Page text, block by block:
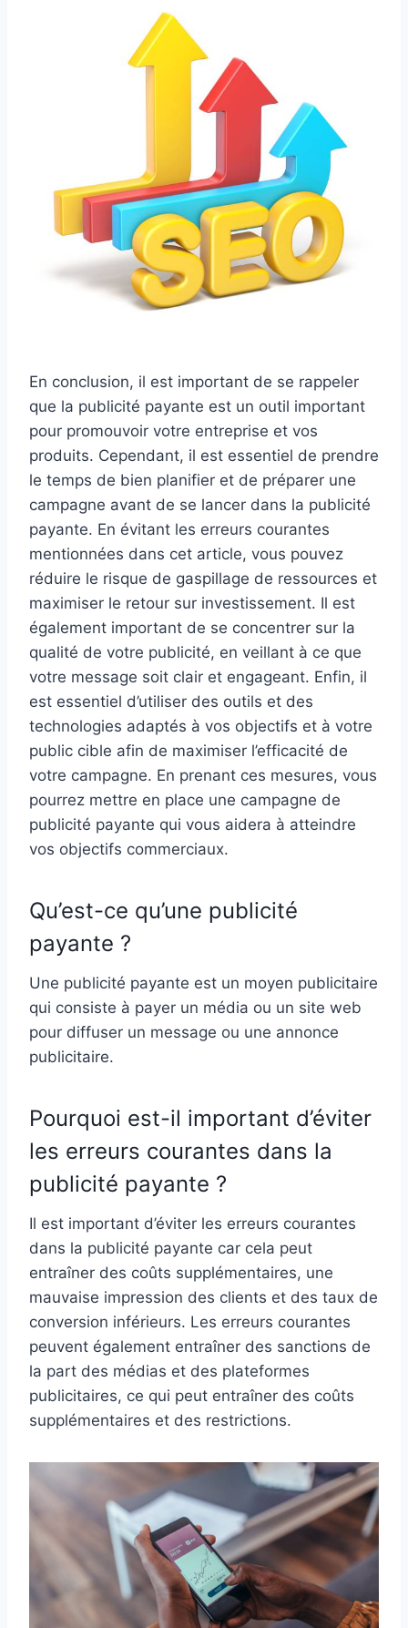
En conclusion, il est important de se rappeler
que la publicité payante est un outil important
pour promouvoir votre entreprise et vos
produits. Cependant, il est essentiel de prendre
le temps de bien planifier et de préparer une
campagne avant de se lancer dans la publicité
payante. En évitant les erreurs courantes
mentionnées dans cet article, vous pouvez
réduire le risque de gaspillage de ressources et
maximiser le retour sur investissement. Il est
également important de se concentrer sur la
qualité de votre publicité, en veillant à ce que
votre message soit clair et engageant. Enfin, il
est essentiel d’utiliser des outils et des
technologies adaptés à vos objectifs et à votre
public cible afin de maximiser l’efficacité de
votre campagne. En prenant ces mesures, vous
pourrez mettre en place une campagne de
publicité payante qui vous aidera à atteindre
vos objectifs commerciaux.
Qu’est-ce qu’une publicité
payante ?
Une publicité payante est un moyen publicitaire
qui consiste à payer un média ou un site web
pour diffuser un message ou une annonce
publicitaire.
Pourquoi est-il important d’éviter
les erreurs courantes dans la
publicité payante ?
Il est important d’éviter les erreurs courantes
dans la publicité payante car cela peut
entraîner des coûts supplémentaires, une
mauvaise impression des clients et des taux de
conversion inférieurs. Les erreurs courantes
peuvent également entraîner des sanctions de
la part des médias et des plateformes
publicitaires, ce qui peut entraîner des coûts
supplémentaires et des restrictions.